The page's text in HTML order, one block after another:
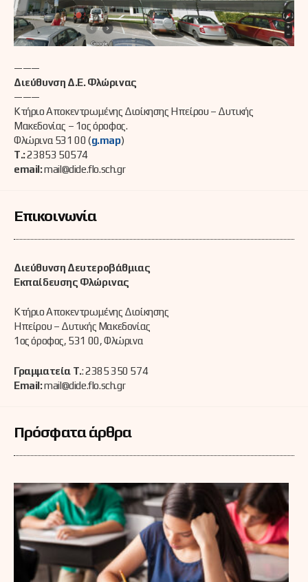
———
Διεύθυνση Δ.Ε. Φλώρινας
———
Κτήριο Αποκεντρωμένης Διοίκησης Ηπείρου – Δυτικής
Μακεδονίας – 1ος όροφος.
Φλώρινα 531 00 (g.map)
Τ.:23853 50574
email:mail@dide.flo.sch.gr
Επικοινωνία
Διεύθυνση Δευτεροβάθμιας
Εκπαίδευσης Φλώρινας
Κτήριο Αποκεντρωμένης Διοίκησης
Ηπείρου – Δυτικής Μακεδονίας
1ος όροφος, 531 00, Φλώρινα
Γραμματεία Τ.: 2385 350 574
Email:mail@dide.flo.sch.gr
Πρόσφατα άρθρα